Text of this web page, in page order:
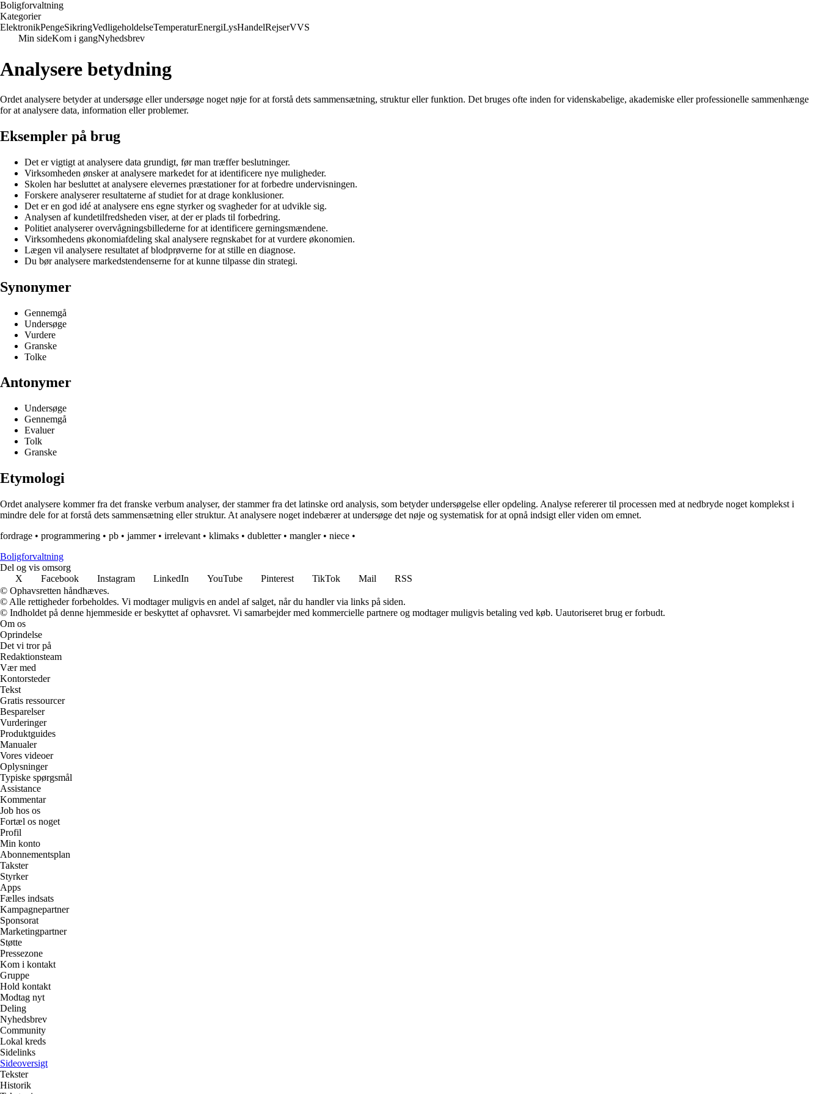
Boligforvaltning
Kategorier
ElektronikPengeSikringVedligeholdelseTemperaturEnergiLysHandelRejserVVS
Min sideKom i gangNyhedsbrev
Analysere betydning
Ordet analysere betyder at undersøge eller undersøge noget nøje for at forstå dets sammensætning, struktur eller funktion. Det bruges ofte inden for videnskabelige, akademiske eller professionelle sammenhænge
for at analysere data, information eller problemer.
Eksempler på brug
Det er vigtigt at analysere data grundigt, før man træffer beslutninger.
Virksomheden ønsker at analysere markedet for at identificere nye muligheder.
Skolen har besluttet at analysere elevernes præstationer for at forbedre undervisningen.
Forskere analyserer resultaterne af studiet for at drage konklusioner.
Det er en god idé at analysere ens egne styrker og svagheder for at udvikle sig.
Analysen af kundetilfredsheden viser, at der er plads til forbedring.
Politiet analyserer overvågningsbillederne for at identificere gerningsmændene.
Virksomhedens økonomiafdeling skal analysere regnskabet for at vurdere økonomien.
Lægen vil analysere resultatet af blodprøverne for at stille en diagnose.
Du bør analysere markedstendenserne for at kunne tilpasse din strategi.
Synonymer
Gennemgå
Undersøge
Vurdere
Granske
Tolke
Antonymer
Undersøge
Gennemgå
Evaluer
Tolk
Granske
Etymologi
Ordet analysere kommer fra det franske verbum analyser, der stammer fra det latinske ord analysis, som betyder undersøgelse eller opdeling. Analyse refererer til processen med at nedbryde noget komplekst i
mindre dele for at forstå dets sammensætning eller struktur. At analysere noget indebærer at undersøge det nøje og systematisk for at opnå indsigt eller viden om emnet.
fordrage • programmering • pb • jammer• irrelevant • klimaks • dubletter• mangler• niece •
Boligforvaltning
Del og vis omsorg
X
Facebook Instagram LinkedIn YouTube Pinterest TikTok Mail
RSS
© Ophavsretten håndhæves.
© Alle rettigheder forbeholdes. Vi modtager muligvis en andel af salget, når du handler via links på siden.
© Indholdet på denne hjemmeside er beskyttet af ophavsret. Vi samarbejder med kommercielle partnere og modtager muligvis betaling ved køb. Uautoriseret brug er forbudt.
Om os
Oprindelse
Det vi tror på
Redaktionsteam
Vær med
Kontorsteder
Tekst
Gratis ressourcer
Besparelser
Vurderinger
Produktguides
Manualer
Vores videoer
Oplysninger
Typiske spørgsmål
Assistance
Kommentar
Job hos os
Fortæl os noget
Profil
Min konto
Abonnementsplan
Takster
Styrker
Apps
Fælles indsats
Kampagnepartner
Sponsorat
Marketingpartner
Støtte
Pressezone
Kom i kontakt
Gruppe
Hold kontakt
Modtag nyt
Deling
Nyhedsbrev
Community
Lokal kreds
Sidelinks
Sideoversigt
Tekster
Historik